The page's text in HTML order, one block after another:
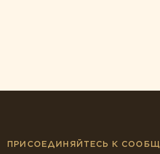
ПРИСОЕДИНЯЙТЕСЬ К